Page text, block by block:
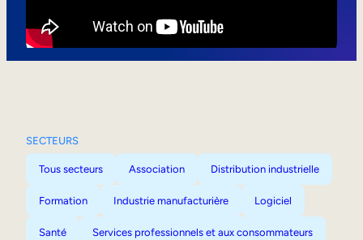
SECTEURS
Tous secteurs Association Distribution industrielle
Formation Industrie manufacturière Logiciel
Santé Services professionnels et aux consommateurs